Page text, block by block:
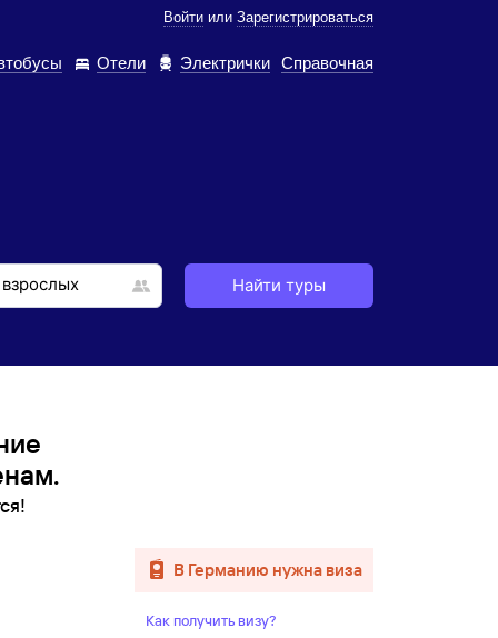
Войти или Зарегистрироваться
Отели Электрички Справочная
Найти туры
в Германию нужна виза
Как получить визу?